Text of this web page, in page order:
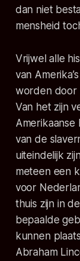
dan niet
mensheid
Vrijwel alle
van
worden door
Van het zijn
van de
uiteindelijk
meteen een
voor
thuis zijn in
bepaalde
kunnen
Abraham